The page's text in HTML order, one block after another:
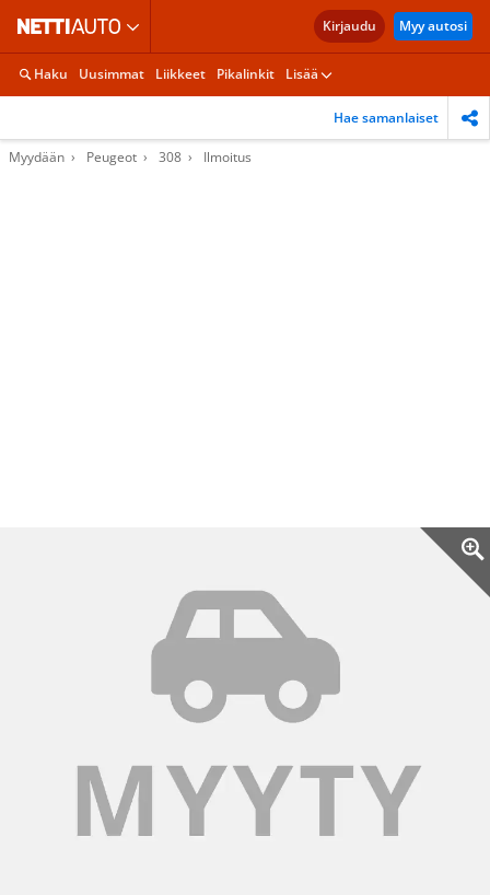
Kirjaudu Myy autosi
Haku Uusimmat Liikkeet Pikalinkit Lisää
Hae samanlaiset
Myydään Peugeot 308 Ilmoitus